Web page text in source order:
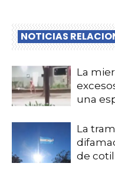
NOTICIAS
La
una
La
de